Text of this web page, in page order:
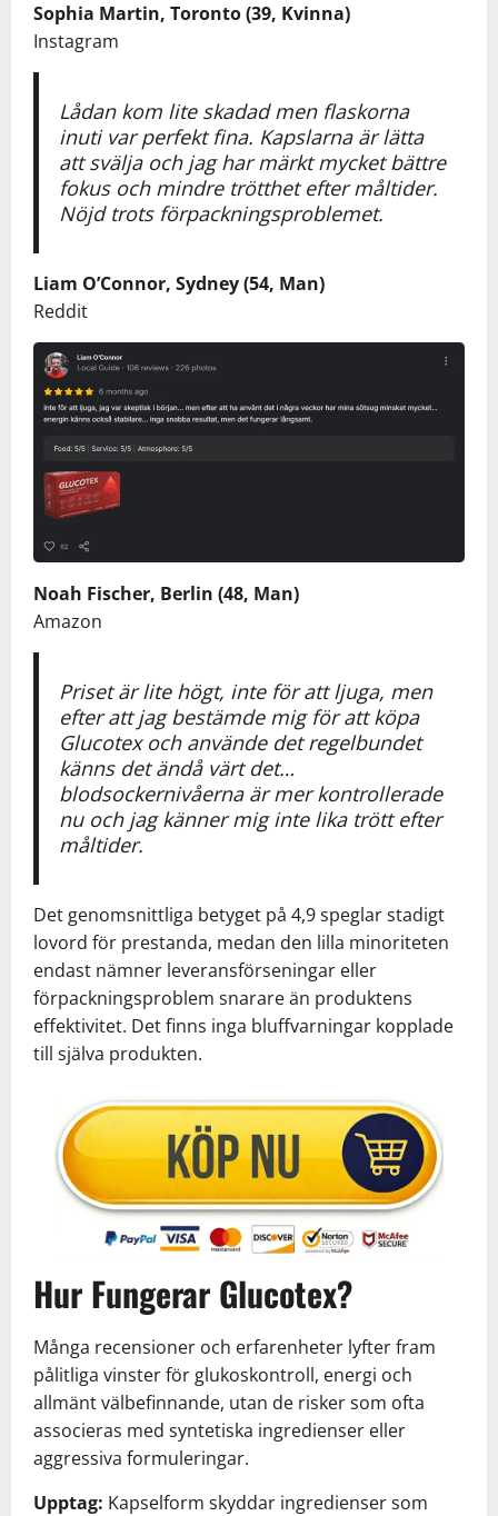
Sophia Martin, Toronto (39, Kvinna)
Instagram
Lådan kom lite skadad men flaskorna
inuti var perfekt fina. Kapslarna är lätta
att svälja och jag har märkt mycket bättre
fokus och mindre trötthet efter måltider.
Nöjd trots förpackningsproblemet.
Liam O’Connor, Sydney (54, Man)
Reddit
Noah Fischer, Berlin (48, Man)
Amazon
Priset är lite högt, inte för att ljuga, men
efter att jag bestämde mig för att köpa
Glucotex och använde det regelbundet
känns det ändå värt det…
blodsockernivåerna är mer kontrollerade
nu och jag känner mig inte lika trött efter
måltider.
Det genomsnittliga betyget på 4,9 speglar stadigt
lovord för prestanda, medan den lilla minoriteten
endast nämner leveransförseningar eller
förpackningsproblem snarare än produktens
effektivitet. Det finns inga bluffvarningar kopplade
till själva produkten.
Hur Fungerar Glucotex?
Många recensioner och erfarenheter lyfter fram
pålitliga vinster för glukoskontroll, energi och
allmänt välbefinnande, utan de risker som ofta
associeras med syntetiska ingredienser eller
aggressiva formuleringar.
Upptag: Kapselform skyddar ingredienser som